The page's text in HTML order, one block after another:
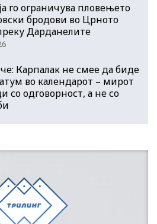
го ограничува пловењето
бродови во Црното
Дарданелите
Карпалак не смее да биде
во календарот – мирот
со одговорност, а не со